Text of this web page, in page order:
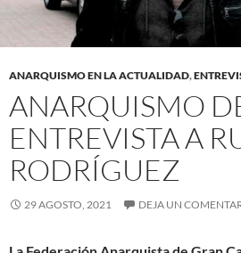
ANARQUISMO EN LA ACTUALIDAD,
ANARQUISMO
ENTREVISTA A
RODRÍGUEZ
29 AGOSTO, 2021 DEJA UN